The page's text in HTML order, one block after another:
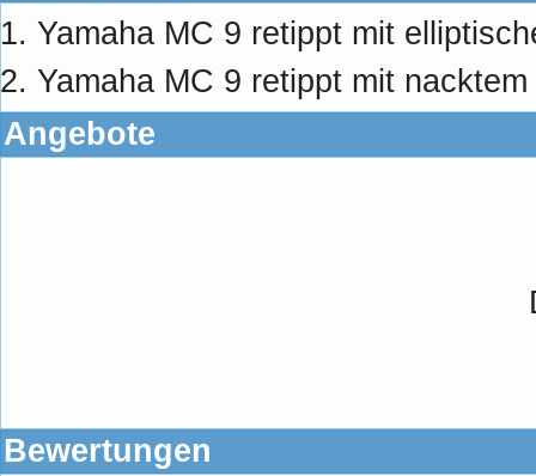
Yamaha MC 9 retippt mit
Yamaha MC 9 retippt mit
Angebote
Bewertungen